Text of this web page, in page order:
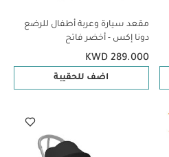
مقعد سيارة وعربة أطفال للرضع
دونا إكس - أخضر فاتح
KWD 289.000
اضف للحقيبة